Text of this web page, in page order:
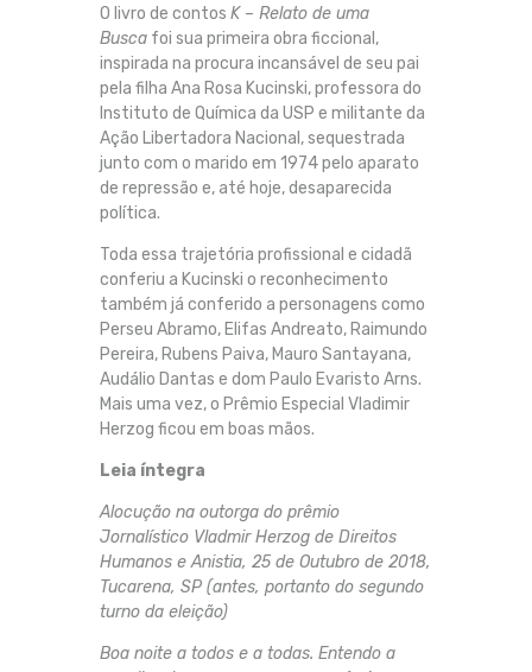
O livro de contos K – Relato de uma
Busca foi sua primeira obra ficcional,
inspirada na procura incansável de seu pai
pela filha Ana Rosa Kucinski, professora do
Instituto de Química da USP e militante da
Ação Libertadora Nacional, sequestrada
junto com o marido em 1974 pelo aparato
de repressão e, até hoje, desaparecida
política.
Toda essa trajetória profissional e cidadã
conferiu a Kucinski o reconhecimento
também já conferido a personagens como
Perseu Abramo, Elifas Andreato, Raimundo
Pereira, Rubens Paiva, Mauro Santayana,
Audálio Dantas e dom Paulo Evaristo Arns.
Mais uma vez, o Prêmio Especial Vladimir
Herzog ficou em boas mãos.
Leia íntegra
Alocução na outorga do prêmio
Jornalístico Vladmir Herzog de Direitos
Humanos e Anistia, 25 de Outubro de 2018,
Tucarena, SP (antes, portanto do segundo
turno da eleição)
Boa noite a todos e a todas. Entendo a